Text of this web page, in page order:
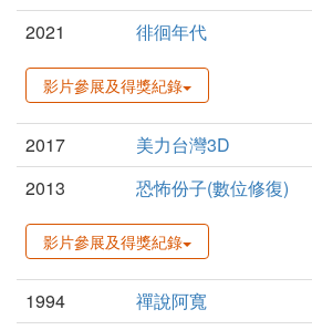
2021 徘徊年代
影片參展及得獎紀錄
2017
美力台灣3D
2013
恐怖份子(數位修復)
影片參展及得獎紀錄
1994
禪說阿寬